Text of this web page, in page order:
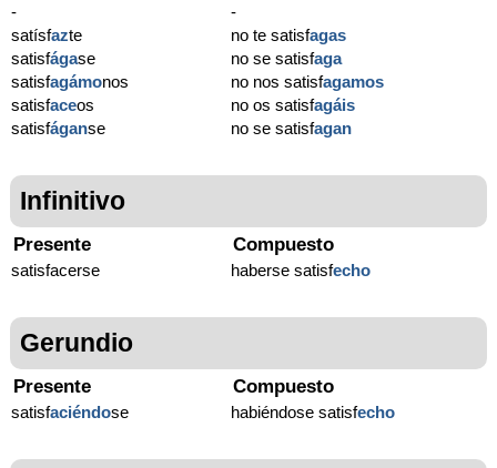
-
satísfazte
satisfágase
satisfagámonos
satisfaceos
satisfáganse
-
no te satisfagas
no se satisfaga
no nos satisfagamos
no os satisfagáis
no se satisfagan
Infinitivo
Presente
satisfacerse
Compuesto
haberse satisfecho
Gerundio
Presente
satisfaciéndose
Compuesto
habiéndose satisfecho